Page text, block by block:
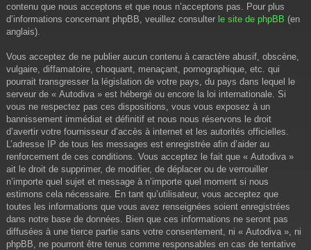
contenu que nous acceptons et que nous n’acceptons pas. Pour plus
d’informations concernant phpBB, veuillez consulter le site de phpBB (en
anglais).
Vous acceptez de ne publier aucun contenu à caractère abusif, obscène,
vulgaire, diffamatoire, choquant, menaçant, pornographique, etc. qui
pourrait transgresser la législation de votre pays, du pays dans lequel le
serveur de « Autodiva » est hébergé ou encore la loi internationale. Si
vous ne respectez pas ces dispositions, vous vous exposez à un
bannissement immédiat et définitif et nous nous réservons le droit
d’avertir votre fournisseur d’accès à internet et les autorités officielles.
L’adresse IP de tous les messages est enregistrée afin d’aider au
renforcement de ces conditions. Vous acceptez le fait que « Autodiva »
ait le droit de supprimer, de modifier, de déplacer ou de verrouiller
n’importe quel sujet et message à n’importe quel moment si nous
estimons cela nécessaire. En tant qu’utilisateur, vous acceptez que
toutes les informations que vous avez renseignées soient enregistrées
dans notre base de données. Bien que ces informations ne seront pas
diffusées à une tierce partie sans votre consentement, ni « Autodiva », ni
phpBB, ne pourront être tenus comme responsables en cas de tentative